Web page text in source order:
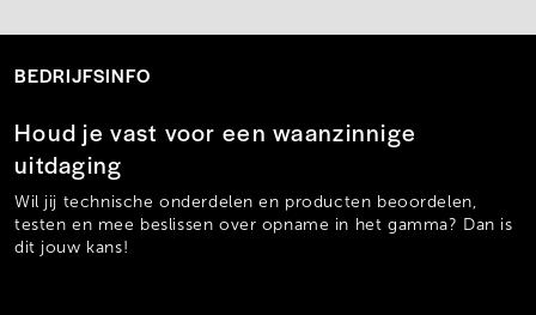
BEDRIJFSINFO
Houd je vast voor een waanzinnige
uitdaging
Wil jij technische onderdelen en producten beoordelen,
testen en mee beslissen over opname in het gamma? Dan is
dit jouw kans!